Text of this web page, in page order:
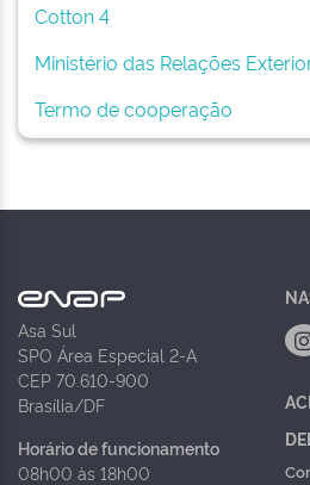
Cotton 4
Ministério das Relações
Termo de cooperação
Asa Sul
SPO Área Especial 2-A
CEP 70.610-900
Brasília/DF
Horário de funcionamento
08h00 às 18h00